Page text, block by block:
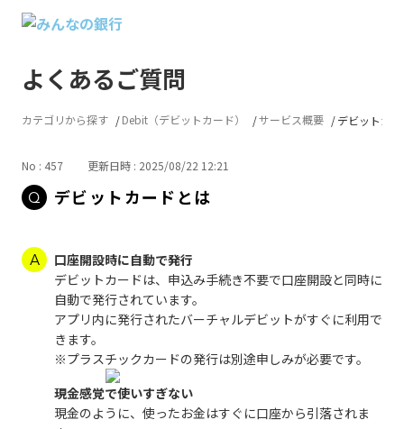
よくあるご質問
カテゴリから探す Debit（デビットカード） サービス概要 デビットカ
No : 457 更新日時 : 2025/08/22 12:21
デビットカードとは
口座開設時に自動で発行
デビットカードは、申込み手続き不要で口座開設と同時に
自動で発行されています。
アプリ内に発行されたバーチャルデビットがすぐに利用で
きます。
※プラスチックカードの発行は別途申しみが必要です。
現金感覚で使いすぎない
現金のように、使ったお金はすぐに口座から引落されま